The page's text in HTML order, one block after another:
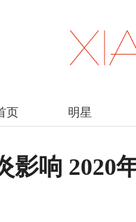
页 明星
影响 2020